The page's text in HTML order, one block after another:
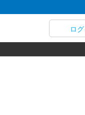
ロ